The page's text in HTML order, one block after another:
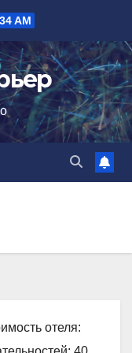
AM
отеля: